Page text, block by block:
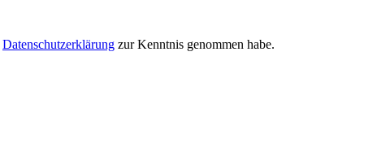
Datenschutzerklärung zur Kenntnis genommen habe.